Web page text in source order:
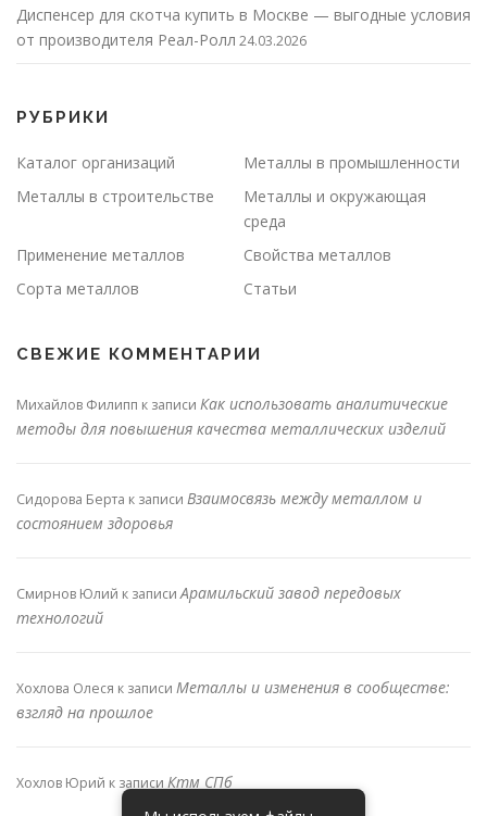
Диспенсер для скотча купить в Москве — выгодные условия
от производителя Реал-Ролл 24.03.2026
РУБРИКИ
Каталог организаций
Металлы в промышленности
Металлы в строительстве
Металлы и окружающая
среда
Применение металлов
Свойства металлов
Сорта металлов
Статьи
СВЕЖИЕ КОММЕНТАРИИ
Михайлов Филипп к записи Как использовать аналитические
методы для повышения качества металлических изделий
Сидорова Берта к записи Взаимосвязь между металлом и
состоянием здоровья
Смирнов Юлий к записиАрамильский завод передовых
технологий
Хохлова Олеся к записи Металлы и изменения в сообществе:
взгляд на прошлое
Хохлов Юрий к записи Ктм СПб